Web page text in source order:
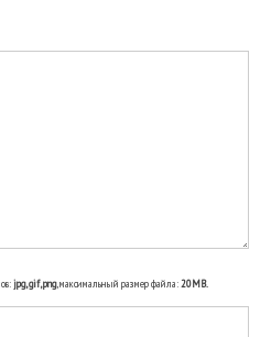
jpg, gif, png, максимальный размер файла:20MB.